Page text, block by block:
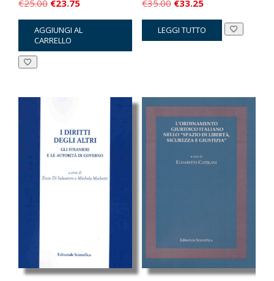
€25.00
prezzo
originale
era:
€23.75
prezzo
attuale
è:
AGGIUNGI AL
CARRELLO
€35.00
prezzo
originale
€33.25
prezzo
attuale
LEGGI TUTTO